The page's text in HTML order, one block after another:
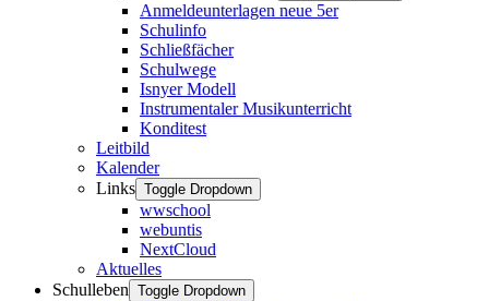
Anmeldeunterlagen neue 5er
Schulinfo
Schließfächer
Schulwege
Isnyer Modell
Instrumentaler Musikunterricht
Konditest
Leitbild
Kalender
Links Toggle Dropdown
wwschool
webuntis
NextCloud
Aktuelles
Schulleben Toggle Dropdown